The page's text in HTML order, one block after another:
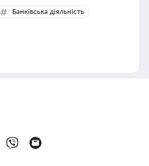
Банківська діяльність